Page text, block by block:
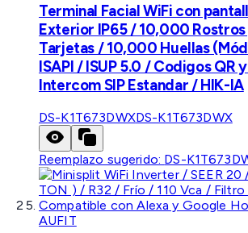
Terminal Facial WiFi con
Exterior IP65 / 10,000
Tarjetas / 10,000 Huellas
ISAPI / ISUP 5.0 / Codigos QR
Intercom SIP Estandar / HIK-IA
DS-K1T673DWXDS-K1T673DWX
Reemplazo sugerido: DS-
AUFIT